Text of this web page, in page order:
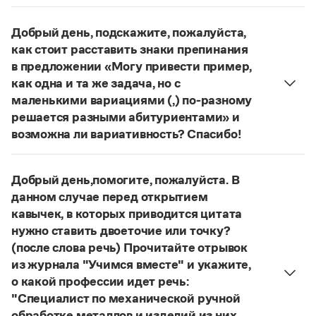
Справочники
Правила русской орфографии и пунктуации
Русский язык. Краткий теоретический курс
для школьников
Письмовник
Справочник по пунктуации
Справочник по фразеологии
Азбучные истины
Словарь-справочник непростые слова
Все справочники портала
Журнал
Новости и события
Словарь методических терминов
Вторая запятая нужна:несогласованное
местоимению, обособляется.
Страница ответа
Добрый день, подскажите, пожалуйста,
как стоит расставить знаки препинания
в предложении «Могу привести пример,
как одна и та же задача, но с
маленькими вариациями (,) по-разному
решается разными абитуриентами» и
возможна ли вариативность? Спасибо!
Предложение требует редактирования:Могу
разному, с маленькими вариациями, решается
разными абитуриентами;Могу привести пример,
как одна и та же задача правильно, но по-
разному, с маленькими вариациями, решается
разными абитуриентами
Страница ответа
Добрый день,помогите, пожалуйста. В
данном случае перед открытием
кавычек, в которых приводится цитата
нужно ставить двоеточие или точку?
(после слова речь) Прочитайте отрывок
из журнала "Учимся вместе" и укажите,
о какой профессии идет речь:
"Специалист по механической ручной